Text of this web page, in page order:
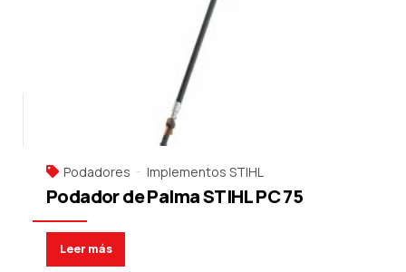
Podadores Implementos STIHL
Podador de Palma STIHL PC 75
Leer más